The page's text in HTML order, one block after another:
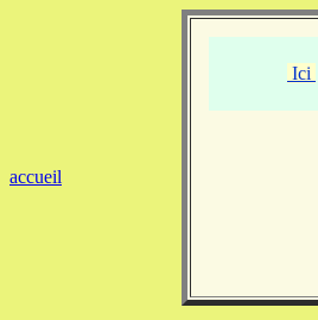
accueil
Ici